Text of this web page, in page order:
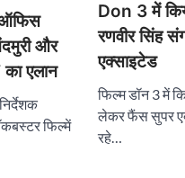
और
का एलान
फिल्में
Don 3 में
रणवीर सिंह
एक्साइटेड
फिल्म डॉन 3 में
लेकर फैंस सुपर
रहे…